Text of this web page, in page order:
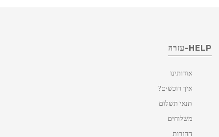
HELP-עזרה
אודותינו
איך רוכשים?
תנאי תשלום
משלוחים
החזרות